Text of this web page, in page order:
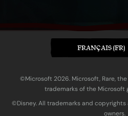
FRANÇAIS (FR)
©Microsoft 2026. Microsoft, Rare, the
trademarks of the Microsoft
©Disney. All trademarks and
owners.